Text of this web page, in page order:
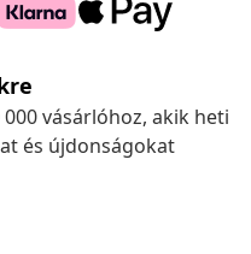
vásárlóhoz, akik heti
és újdonságokat